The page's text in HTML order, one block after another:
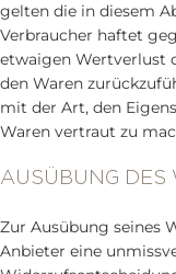
gelten die in diesem
Verbraucher haftet
etwaigen Wertverlust
den Waren
mit der Art, den
Waren vertraut zu
AUSÜBUNG DES
Zur Ausübung seines
Anbieter eine